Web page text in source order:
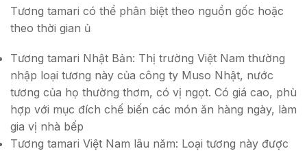
Tương tamari có thể phân biệt theo nguồn gốc hoặc
theo thời gian ủ
Tương tamari Nhật Bản: Thị trường Việt Nam thường
nhập loại tương này của công ty Muso Nhật, nước
tương của họ thường thơm, có vị ngọt. Có giá cao, phù
hợp với mục đích chế biến các món ăn hàng ngày, làm
gia vị nhà bếp
Tương tamari Việt Nam lâu năm: Loại tương này được